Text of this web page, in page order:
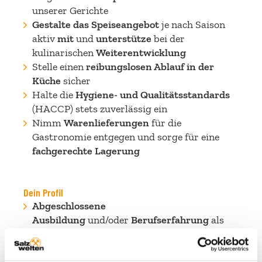
unserer Gerichte
Gestalte das Speiseangebotje nach Saison
aktivmitundunterstütze bei der
kulinarischenWeiterentwicklung
Stelle einenreibungslosen Ablauf in der
Küche sicher
Halte dieHygiene- und Qualitätsstandards
(HACCP) stets zuverlässig ein
NimmWarenlieferungenfür die
Gastronomie entgegen und sorge für eine
fachgerechte Lagerung
Dein Profil
Abgeschlossene
Ausbildungund/oder Berufserfahrungals
Energie, Zuverlässigkeit
und vor allem